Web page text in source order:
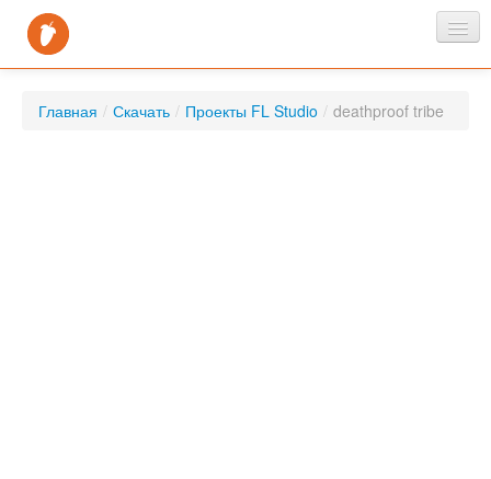
Главная / Скачать / Проекты FL Studio / deathproof tribe